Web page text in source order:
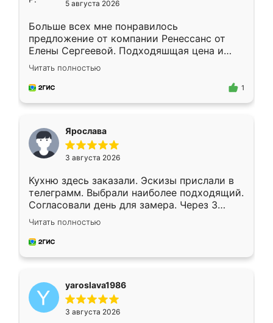
5 августа 2026
Больше всех мне понравилось
предложение от компании Ренессанс от
Елены Сергеевой. Подходяшщая цена и
короткие сроки изготовления. Приехавший
для замера сотрудник Владислав
предложил по моему эскизу самый
Читать полностью
1
Ярослава
3 августа 2026
Кухню здесь заказали. Эскизы прислали в
телеграмм. Выбрали наиболее подходящий.
Согласовали день для замера. Через 3
недели кухня была уже готова. Остались
довольны работой. Спасибо Ренессанс
мебель за качественную работу!
Читать полностью
yaroslava1986
3 августа 2026